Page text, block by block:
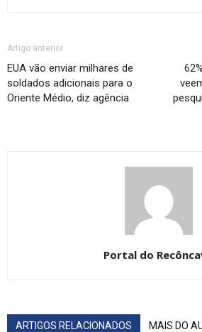
Artigo anterior
EUA vão enviar milhares de
soldados adicionais para o
Oriente Médio, diz agência
Portal do
ARTIGOS RELACIONADOS MAIS DO